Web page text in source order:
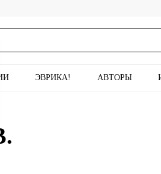
ЭВРИКА! АВТОРЫ